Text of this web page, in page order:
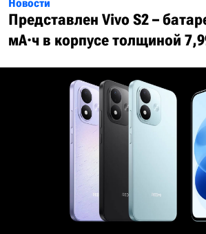
Новости
Представлен Vivo S2 –
мА·ч в корпусе толщиной